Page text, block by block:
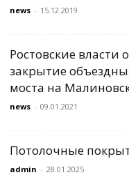
news - 15.12.2019
Ростовские власти
закрытие
моста на
news - 09.01.2021
Потолочные
admin - 28.01.2025